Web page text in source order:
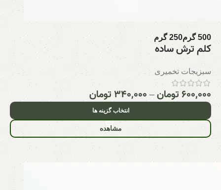
500 گرم 250 گرم
کلم ترش ساده
سبزیجات تخمیری
۶۰۰,۰۰۰ تومان–۳۴۰,۰۰۰تومان
انتخاب گزینه ها
مشاهده